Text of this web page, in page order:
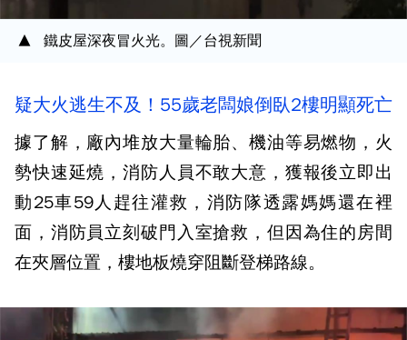
鐵皮屋深夜冒火光。圖／台視新聞
疑大火逃生不及！55歲老闆娘倒臥2樓明顯死亡
據了解，廠內堆放大量輪胎、機油等易燃物，火
勢快速延燒，消防人員不敢大意，獲報後立即出
動25車59人趕往灌救，消防隊透露媽媽還在裡
面，消防員立刻破門入室搶救，但因為住的房間
在夾層位置，樓地板燒穿阻斷登梯路線。